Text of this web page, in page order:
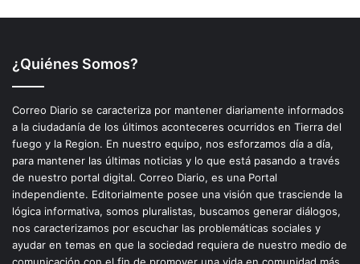
¿Quiénes Somos?
Correo Diario se caracteriza por mantener diariamente informados
a la ciudadanía de los últimos aconteceres ocurridos en Tierra del
fuego y la Region. En nuestro equipo, nos esforzamos día a día,
para mantener las últimas noticias y lo que está pasando a través
de nuestro portal digital. Correo Diario, es una Portal
independiente. Editorialmente posee una visión que trasciende la
lógica informativa, somos pluralistas, buscamos generar diálogos,
nos caracterizamos por escuchar las problemáticas sociales y
ayudar en temas en que la sociedad requiera de nuestro medio de